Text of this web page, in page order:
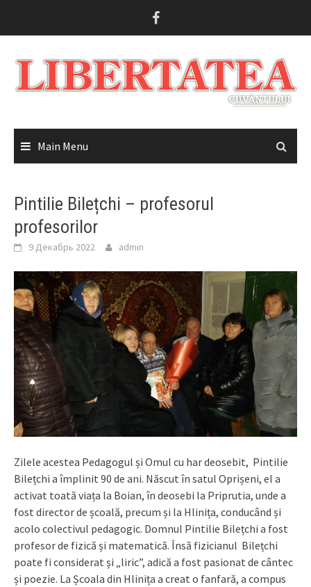
Main Menu
Pintilie Bilețchi – profesorul
profesorilor
9 Декабрь 2022 admin
Zilele acestea Pedagogul și Omul cu har deosebit, Pintilie
Bilețchi a împlinit 90 de ani. Născut în satul Oprișeni, el a
activat toată viața la Boian, în deosebi la Priprutia, unde a
fost director de școală, precum și la Hlinița, conducând și
acolo colectivul pedagogic. Domnul Pintilie Bilețchi a fost
profesor de fizică și matematică. Însă fizicianul Bilețchi
poate fi considerat și „liric”, adică a fost pasionat de cântec
și poezie. La Școala din Hlinița a creat o fanfară, a compus